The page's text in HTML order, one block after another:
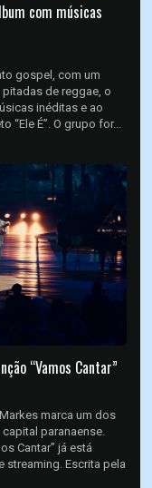
com músicas
gospel, com um
de reggae, o
inéditas e ao
“Ele É”. O grupo for...
“Vamos Cantar”
marca um dos
paranaense.
Cantar” já está
streaming. Escrita pela